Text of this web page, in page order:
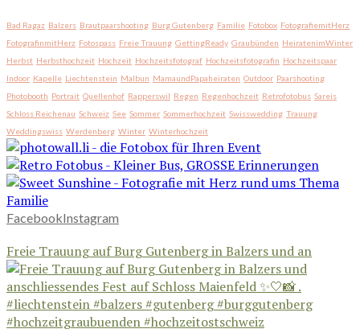
Bad Ragaz Balzers Brautpaarshooting Burg Gutenberg Familie Fotobox FotografiemitHerz
FotografinmitHerz Fotospass Freie Trauung GettingReady Graubünden HeiratenimWinter
Herbst Herbsthochzeit Hochzeit Hochzeitsfotograf Hochzeitsfotografin Hochzeitspaar
Indoor Kapelle Liechtenstein Malbun MamaundPapaheiraten Outdoor Paarshooting
Photobooth Portrait Quellenhof Rapperswil Regen Regenhochzeit Retrofotobus Sareis
Schloss Reichenau Schweiz See Sommer Sommerhochzeit Swisswedding Trauung
Weddingswiss Werdenberg Winter Winterhochzeit
FacebookInstagram
Freie Trauung auf Burg Gutenberg in Balzers und an